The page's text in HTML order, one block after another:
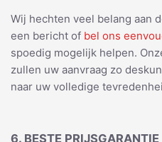
Wij hechten veel belang aan
een bericht of bel ons
spoedig mogelijk helpen.
zullen uw aanvraag zo
naar uw volledige
6. BESTE PRIJSGARANTIE